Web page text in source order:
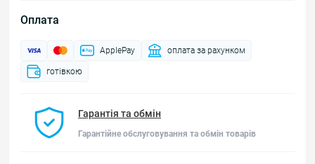
Оплата
ApplePay оплата за рахунком
готівкою
Гарантія та обмін
Гарантійне обслуговування та обмін товарів